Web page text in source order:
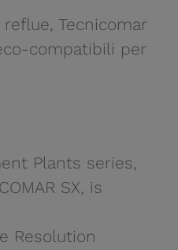
Tecnicomar
compatibili per
Plants series,
SX, is
Resolution